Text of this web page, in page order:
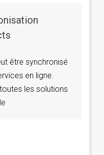
être synchronisé
en ligne.
les solutions